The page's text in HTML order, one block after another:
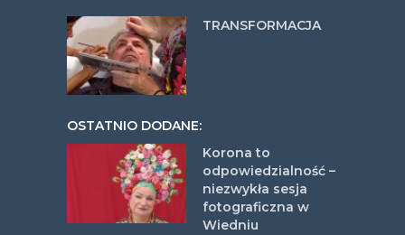
TRANSFORMACJA
OSTATNIO DODANE:
Korona to
odpowiedzialność –
niezwykła sesja
fotograficzna w
Wiedniu